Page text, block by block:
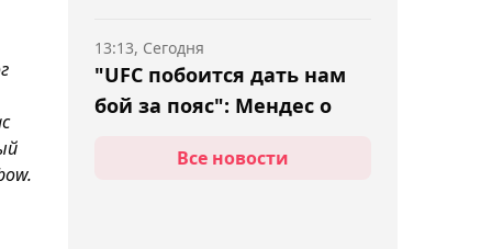
"UFC побоится дать нам
бой за пояс": Мендес о
Нурмагомедова в лиге
13:13, Сегодня
Все новости